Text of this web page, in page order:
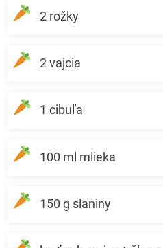
2 rožky
2 vajcia
1 cibuľa
100 ml mlieka
150 g slaniny